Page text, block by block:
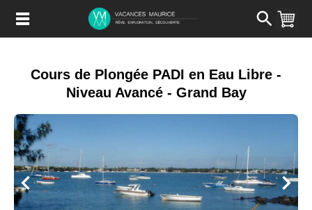
Contenu
Cours de Plongée PADI en Eau Libre -
Niveau Avancé - Grand Bay